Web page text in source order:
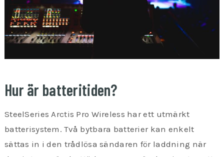
Hur är batteritiden?
SteelSeries Arctis Pro Wireless har ett utmärkt
batterisystem. Två bytbara batterier kan enkelt
sättas in i den trådlösa sändaren för laddning när